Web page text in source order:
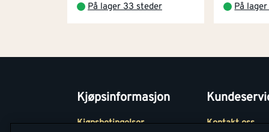
På lager 33 steder På
Kjøpsinformasjon
Kjøpsbetingelser
Kontakt oss